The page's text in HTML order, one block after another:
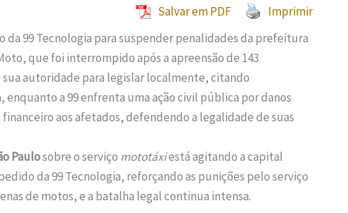
Salvar em PDF
Imprimir
da 99 Tecnologia para suspender penalidades da prefeitura
que foi interrompido após a apreensão de 143
autoridade para legislar localmente, citando
a 99 enfrenta uma ação civil pública por danos
aos afetados, defendendo a legalidade de suas
Paulosobre o serviço mototáxiestá agitando a capital
da 99 Tecnologia, reforçando as punições pelo serviço
de motos, e a batalha legal continua intensa.